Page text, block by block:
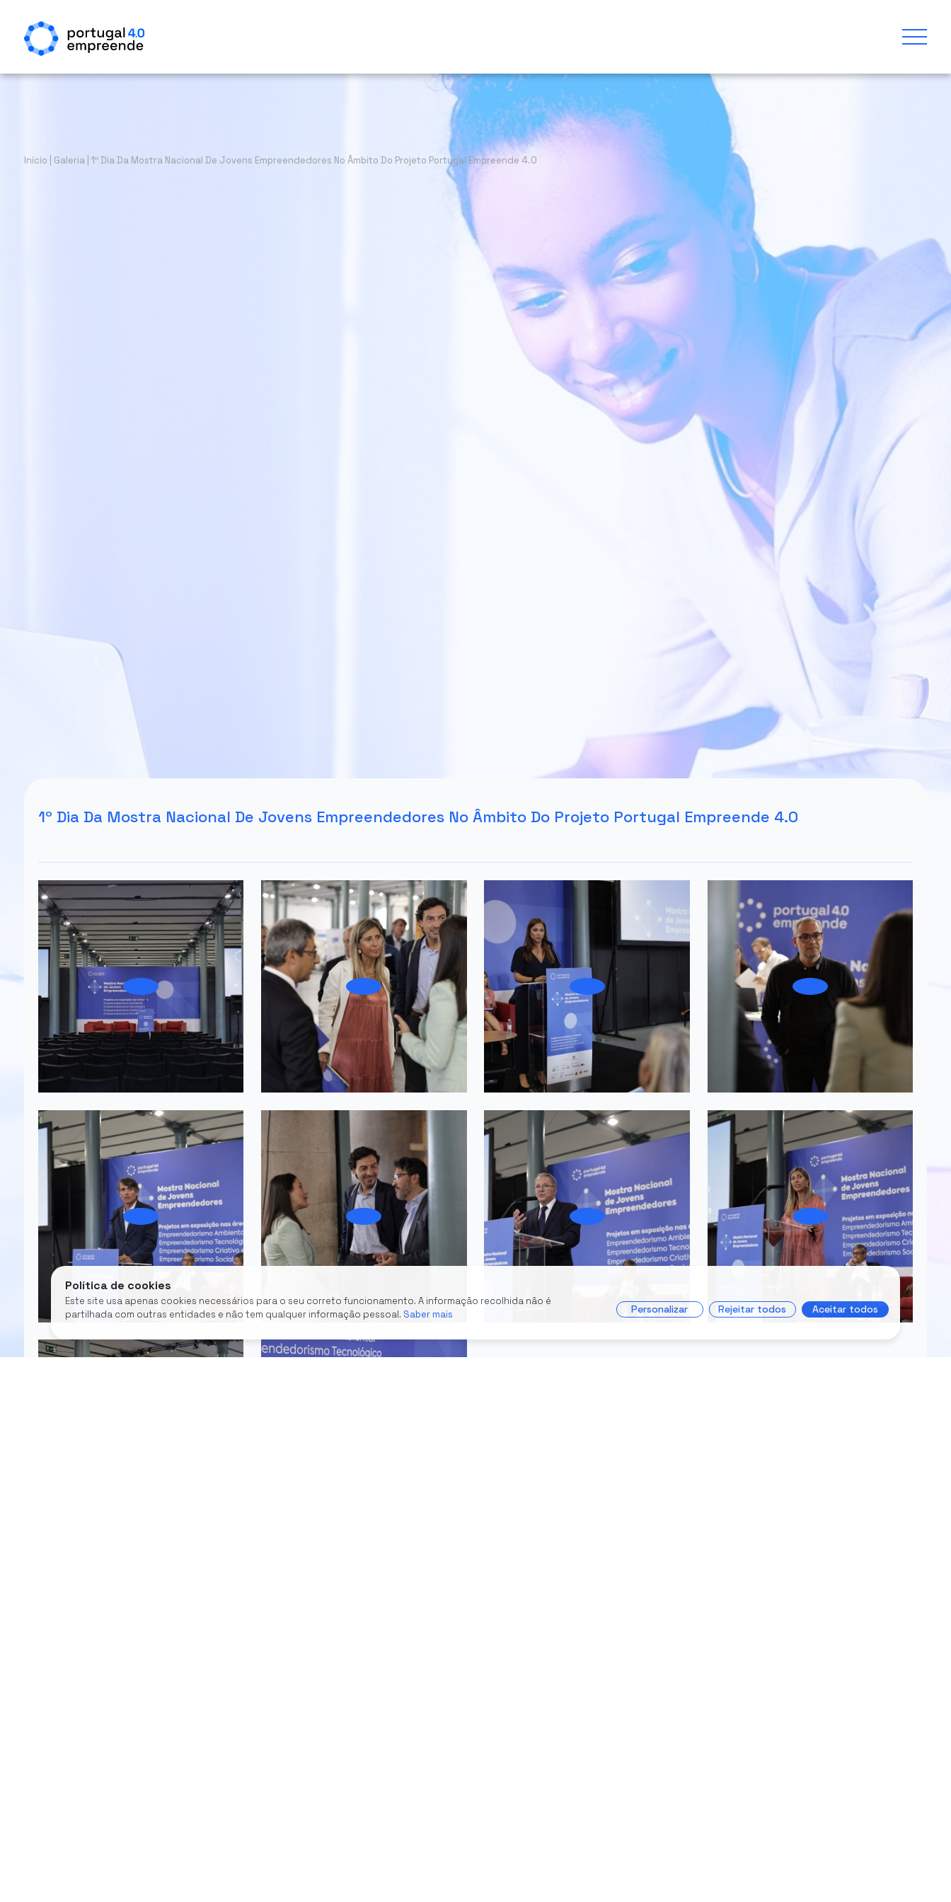
Início Galeria| 1º Dia Da Mostra Nacional De Jovens Empreendedores No Âmbito Do Projeto Portugal Empreende 4.0
1º Dia Da Mostra Nacional De Jovens Empreendedores No Âmbito Do Projeto Portugal Empreende 4.0
Política de cookies
Este site usa apenas cookies necessários para o seu correto funcionamento. A informação recolhida não é
partilhada com outras entidades e não tem qualquer informação pessoal. Saber mais Personalizar Rejeitar todos Aceitar todos